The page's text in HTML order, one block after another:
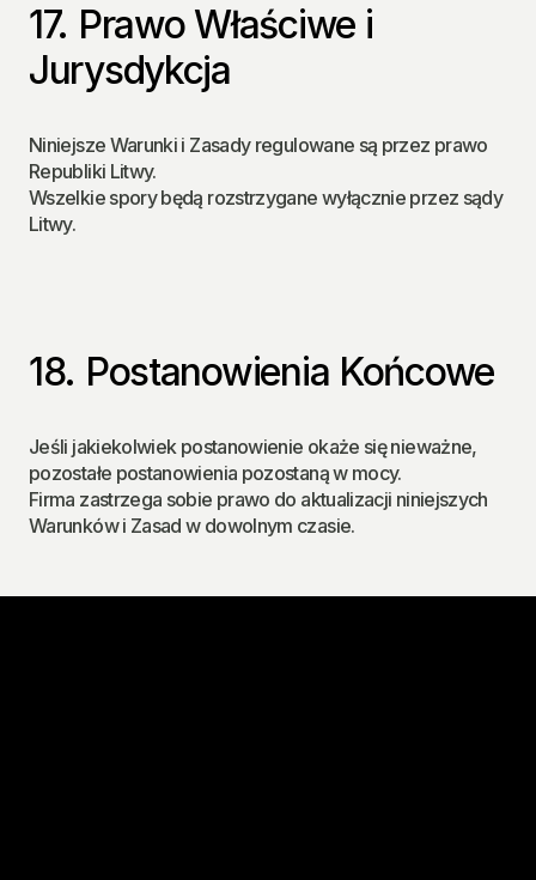
17. Prawo Właściwe i
Jurysdykcja
Niniejsze Warunki i Zasady regulowane są przez prawo
Republiki Litwy.
Wszelkie spory będą rozstrzygane wyłącznie przez sądy
Litwy.
18. Postanowienia Końcowe
Jeśli jakiekolwiek postanowienie okaże się nieważne,
pozostałe postanowienia pozostaną w mocy.
Firma zastrzega sobie prawo do aktualizacji niniejszych
Warunków i Zasad w dowolnym czasie.